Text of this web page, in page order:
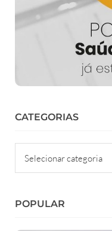
CATEGORIAS
POPULAR